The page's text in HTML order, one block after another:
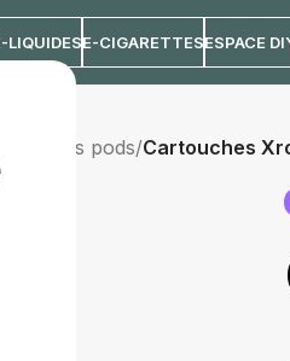
LIQUIDESE-CIGARETTESESPACE
pods/Cartouches